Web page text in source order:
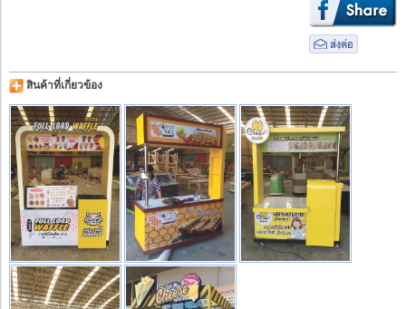
สินค้าที่เกี่ยวข้อง